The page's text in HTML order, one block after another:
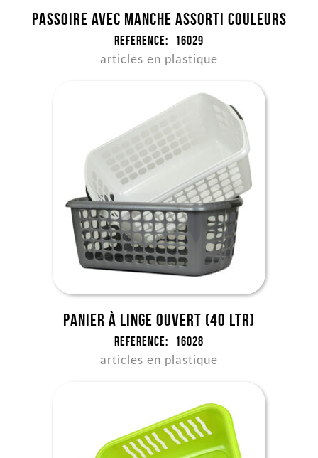
Passoire avec manche assorti couleurs
Reference: 16029
articles en plastique
Panier à linge ouvert (40 ltr)
Reference: 16028
articles en plastique